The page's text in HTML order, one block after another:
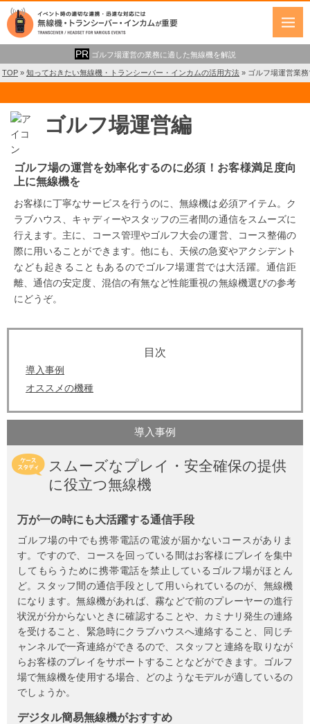
ゴルフ場運営の業務に適した無線機を解説
TOP » 知っておきたい無線機・トランシーバー・インカムの活用方法 » ゴルフ場運営業
ゴルフ場運営編
ゴルフ場の運営を効率化するのに必須！お客様満足度向
上に無線機を
お客様に丁寧なサービスを行うのに、無線機は必須アイテム。ク
ラブハウス、キャディーやスタッフの三者間の通信をスムーズに
行えます。主に、コース管理やゴルフ大会の運営、コース整備の
際に用いることができます。他にも、天候の急変やアクシデント
なども起きることもあるのでゴルフ場運営では大活躍。通信距
離、通信の安定度、混信の有無など性能重視の無線機選びの参考
にどうぞ。
導入事例
オススメの機種
導入事例
スムーズなプレイ・安全確保の提供
に役立つ無線機
万が一の時にも大活躍する通信手段
ゴルフ場の中でも携帯電話の電波が届かないコースがありま
す。ですので、コースを回っている間はお客様にプレイを集中
してもらうために携帯電話を禁止しているゴルフ場がほとん
ど。スタッフ間の通信手段として用いられているのが、無線機
になります。無線機があれば、霧などで前のプレーヤーの進行
状況が分からないときに確認することや、カミナリ発生の連絡
を受けること、緊急時にクラブハウスへ連絡すること、同じチ
ャンネルで一斉連絡ができるので、スタッフと連絡を取りなが
らお客様のプレイをサポートすることなどができます。ゴルフ
場で無線機を使用する場合、どのようなモデルが適しているの
でしょうか。
デジタル簡易無線機がおすすめ